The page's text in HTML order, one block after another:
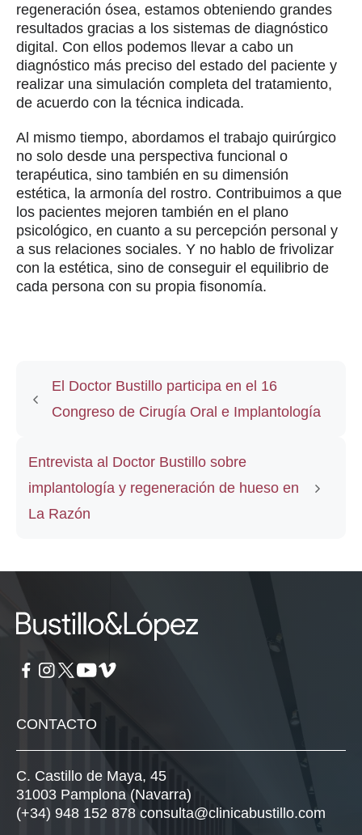
regeneración ósea, estamos obteniendo grandes
resultados gracias a los sistemas de diagnóstico
digital. Con ellos podemos llevar a cabo un
diagnóstico más preciso del estado del paciente y
realizar una simulación completa del tratamiento,
de acuerdo con la técnica indicada.
Al mismo tiempo, abordamos el trabajo quirúrgico
no solo desde una perspectiva funcional o
terapéutica, sino también en su dimensión
estética, la armonía del rostro. Contribuimos a que
los pacientes mejoren también en el plano
psicológico, en cuanto a su percepción personal y
a sus relaciones sociales. Y no hablo de frivolizar
con la estética, sino de conseguir el equilibrio de
cada persona con su propia fisonomía.
El Doctor Bustillo participa en el 16
Congreso de Cirugía Oral e Implantología
Entrevista al Doctor Bustillo sobre
implantología y regeneración de hueso en
La Razón
CONTACTO
C. Castillo de Maya, 45
31003 Pamplona (Navarra)
(+34) 948 152 878 consulta@clinicabustillo.com